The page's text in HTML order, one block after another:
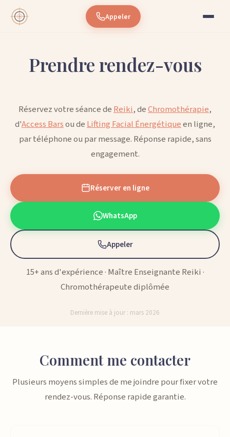
Appeler
Prendre rendez-vous
Réservez votre séance deReiki, deChromothérapie,
d'Access Barsou deLifting Facial Énergétiqueen ligne,
par téléphone ou par message. Réponse rapide, sans
engagement.
Réserver en ligne
WhatsApp
Appeler
15+ ans d'expérience · Maître Enseignante Reiki ·
Chromothérapeute diplômée
Dernière mise à jour : mars 2026
Comment me contacter
Plusieurs moyens simples de me joindre pour fixer votre
rendez-vous. Réponse rapide garantie.